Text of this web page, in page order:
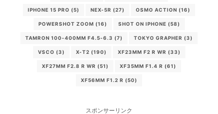
IPHONE 15 PRO (5) NEX-5R (27) OSMO ACTION (16)
POWERSHOT ZOOM (16) SHOT ON IPHONE (58)
TAMRON 100-400MM F4.5-6.3 (7) TOKYO GRAPHER (3)
VSCO (3) X-T2 (190) XF23MM F2 R WR (33)
XF27MM F2.8 R WR (51) XF35MM F1.4 R (61)
XF56MM F1.2 R (50)
スポンサーリンク